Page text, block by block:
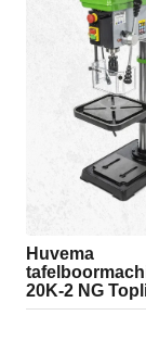
Huvema
20K-2 NG